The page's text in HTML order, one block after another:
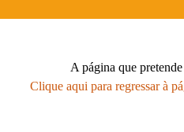
A página que
Clique aqui para regressar à